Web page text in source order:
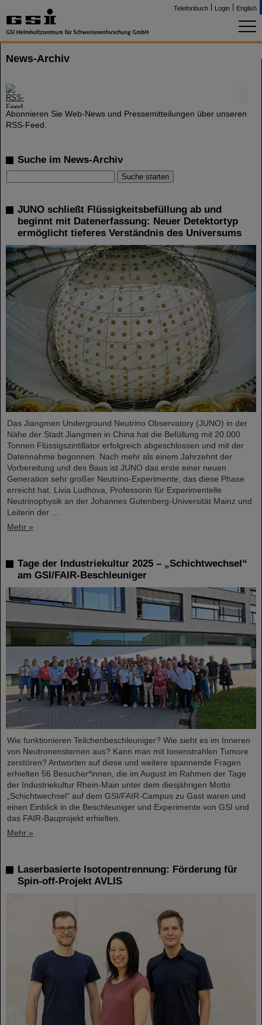
Telefonbuch Login English
News-Archiv
Abonnieren Sie Web-News und Pressemitteilungen über unseren
RSS-Feed.
Suche im News-Archiv
JUNO schließt Flüssigkeitsbefüllung ab und
beginnt mit Datenerfassung: Neuer Detektortyp
ermöglicht tieferes Verständnis des Universums
Das Jiangmen Underground Neutrino Observatory (JUNO) in der
Nähe der Stadt Jiangmen in China hat die Befüllung mit 20.000
Tonnen Flüssigszintillator erfolgreich abgeschlossen und mit der
Datennahme begonnen. Nach mehr als einem Jahrzehnt der
Vorbereitung und des Baus ist JUNO das erste einer neuen
Generation sehr großer Neutrino-Experimente, das diese Phase
erreicht hat. Livia Ludhova, Professorin für Experimentelle
Neutrinophysik an der Johannes Gutenberg-Universität Mainz und
Leiterin der ...
Mehr »
Tage der Industriekultur 2025 – „Schichtwechsel“
am GSI/FAIR-Beschleuniger
Wie funktionieren Teilchenbeschleuniger? Wie sieht es im Inneren
von Neutronensternen aus? Kann man mit Ionenstrahlen Tumore
zerstören? Antworten auf diese und weitere spannende Fragen
erhielten 56 Besucher*innen, die im August im Rahmen der Tage
der Industriekultur Rhein-Main unter dem diesjährigen Motto
„Schichtwechsel“ auf dem GSI/FAIR-Campus zu Gast waren und
einen Einblick in die Beschleuniger und Experimente von GSI und
das FAIR-Bauprojekt erhielten.
Mehr »
Laserbasierte Isotopentrennung: Förderung für
Spin-off-Projekt AVLIS